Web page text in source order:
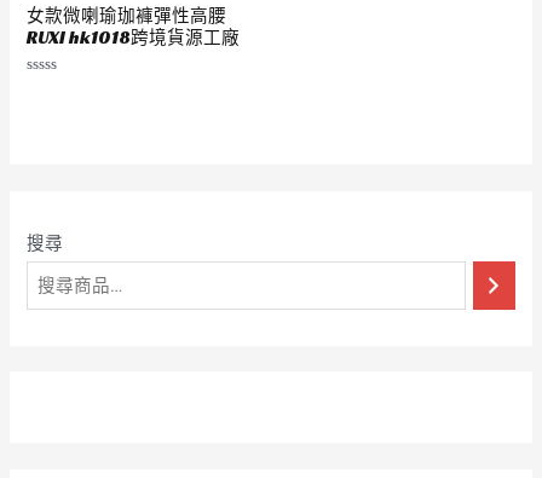
搜尋
女款微喇瑜珈褲彈性高腰
RUXI hk1018跨境貨源工廠